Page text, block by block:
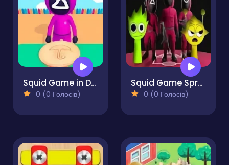
Squid Game in Dalgona Panic
0 (0 Голосів)
Squid Game Sprunki FNF Battle
0 (0 Голосів)